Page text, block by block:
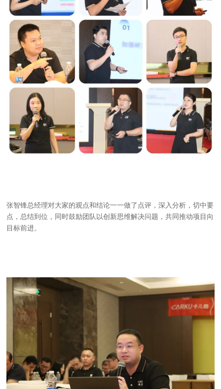
张智锋总经理对大家的观点和结论一一做了点评，深入分析，切中要
点，总结到位，同时鼓励团队以创新思维解决问题，共同推动项目向
目标前进。